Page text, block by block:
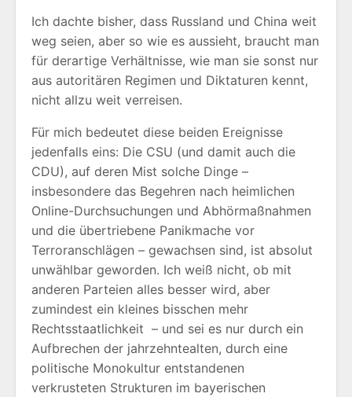
Ich dachte bisher, dass Russland und China weit
weg seien, aber so wie es aussieht, braucht man
für derartige Verhältnisse, wie man sie sonst nur
aus autoritären Regimen und Diktaturen kennt,
nicht allzu weit verreisen.
Für mich bedeutet diese beiden Ereignisse
jedenfalls eins: Die CSU (und damit auch die
CDU), auf deren Mist solche Dinge –
insbesondere das Begehren nach heimlichen
Online-Durchsuchungen und Abhörmaßnahmen
und die übertriebene Panikmache vor
Terroranschlägen – gewachsen sind, ist absolut
unwählbar geworden. Ich weiß nicht, ob mit
anderen Parteien alles besser wird, aber
zumindest ein kleines bisschen mehr
Rechtsstaatlichkeit – und sei es nur durch ein
Aufbrechen der jahrzehntealten, durch eine
politische Monokultur entstandenen
verkrusteten Strukturen im bayerischen